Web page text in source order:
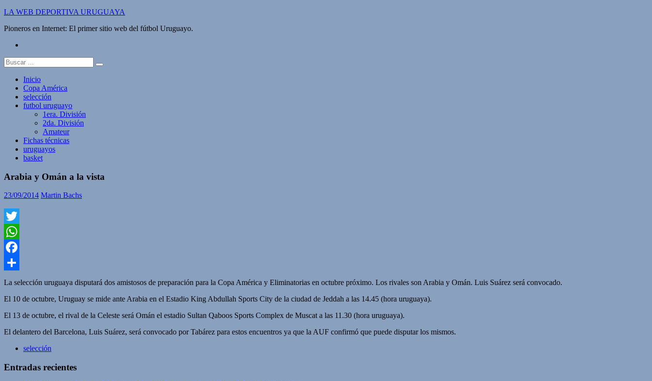
Saltar
contenido
LA WEB DEPORTIVA URUGUAYA
Pioneros en Internet: El primer sitio web del fútbol Uruguayo.
Buscar:
Inicio
Copa América
selección
futbol uruguayo
1era. División
2da. División
Amateur
Fichas técnicas
uruguayos
basket
Arabia y Omán a la vista
23/09/2014 Martin Bachs
Twitter
WhatsApp
Facebook
Compartir
La selección uruguaya disputará dos amistosos de preparación para la Copa América y Eliminatorias en octubre próximo. Los rivales son Arabia y Omán. Luis Suárez será convocado.
El 10 de octubre, Uruguay se mide ante Arabia en el Estadio King Abdullah Sports City de la ciudad de Jeddah a las 14.45 (hora uruguaya).
El 13 de octubre, el rival de la Celeste será Omán el estadio Sultan Qaboos Sports Complex de Muscat a las 11.30 (hora uruguaya).
El delantero del Barcelona, Luis Suárez, será convocado por Tabárez para estos encuentros ya que la AUF confirmó que puede disputar los mismos.
selección
Entradas recientes